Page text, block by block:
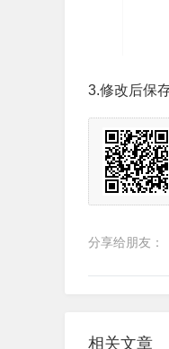
3.修改后保
分享给朋友：
相关文章